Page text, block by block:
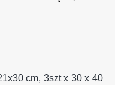
cm, 3szt x 30 x 40